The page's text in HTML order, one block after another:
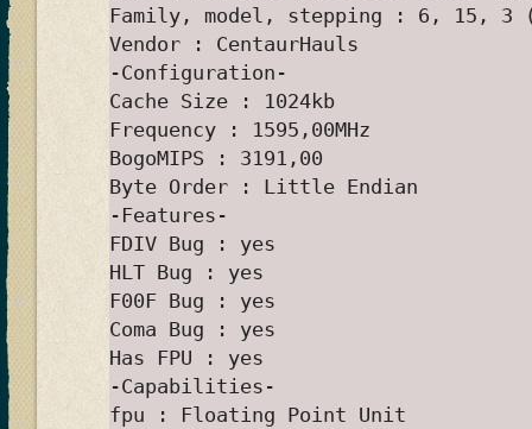
Family, model, stepping : 6, 15, 3
Vendor : CentaurHauls
-Configuration-
Cache Size : 1024kb
Frequency : 1595,00MHz
BogoMIPS : 3191,00
Byte Order : Little Endian
-Features-
FDIV Bug : yes
HLT Bug : yes
F00F Bug : yes
Coma Bug : yes
Has FPU : yes
-Capabilities-
fpu : Floating Point Unit